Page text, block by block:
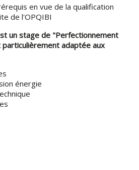
en vue de la qualification
de l'OPQIBI
un stage de "Perfectionnement
adaptée aux
énergie